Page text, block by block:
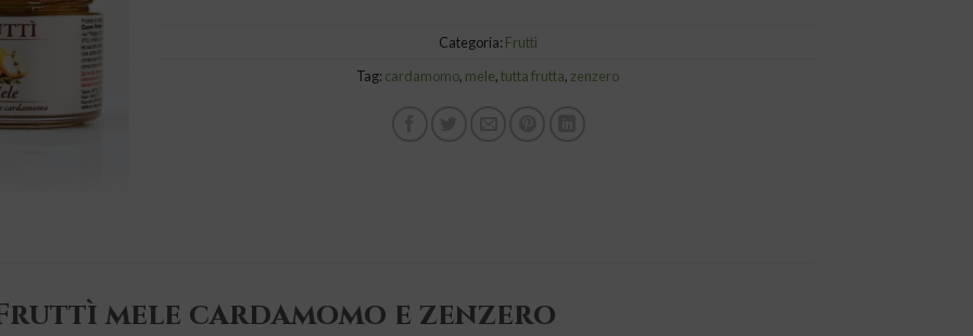
Categoria: Fruttì
Tag: cardamomo, mele,tutta frutta,zenzero
mele cardamomo e zenzero